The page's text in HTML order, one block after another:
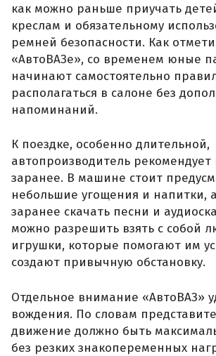
как можно раньше приучать
креслам и обязательному
ремней безопасности. Как
«АвтоВАЗе», со временем юные
начинают самостоятельно
располагаться в салоне без
напоминаний.
К поездке, особенно длительной,
автопроизводитель рекомендует
заранее. В машине стоит
небольшие угощения и напитки,
заранее скачать песни и
можно разрешить взять с собой
игрушки, которые помогают им
создают привычную обстановку.
Отдельное внимание «АвтоВАЗ»
вождения. По словам
движение должно быть
без резких знакопеременных